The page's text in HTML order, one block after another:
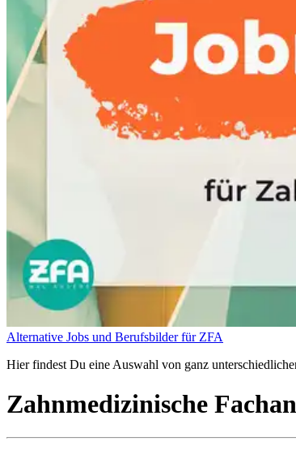
Alternative Jobs und Berufsbilder für ZFA
Hier findest Du eine Auswahl von ganz
Zahnmedizinische